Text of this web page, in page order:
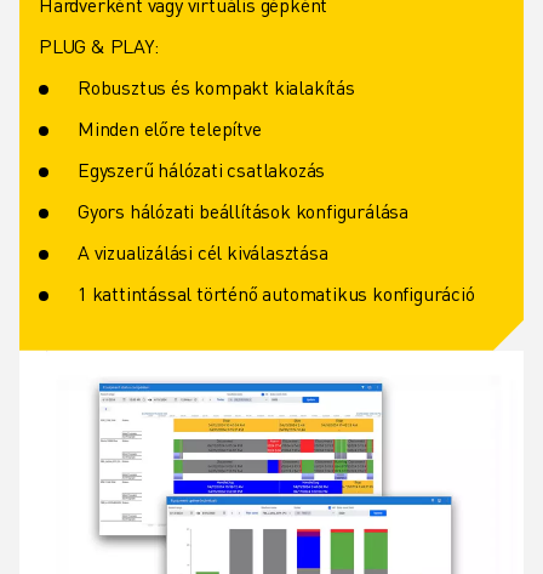
PLUG & PLAY:
Robusztus és kompakt kialakítás
Minden előre telepítve
Egyszerű hálózati csatlakozás
Gyors hálózati beállítások konfigurálása
A vizualizálási cél kiválasztása
1 kattintással történő automatikus konfiguráció